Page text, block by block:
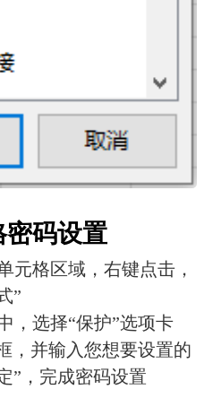
密码设置
元格区域，右键点击，
”
，选择“保护”选项卡
，并输入您想要设置的
”，完成密码设置